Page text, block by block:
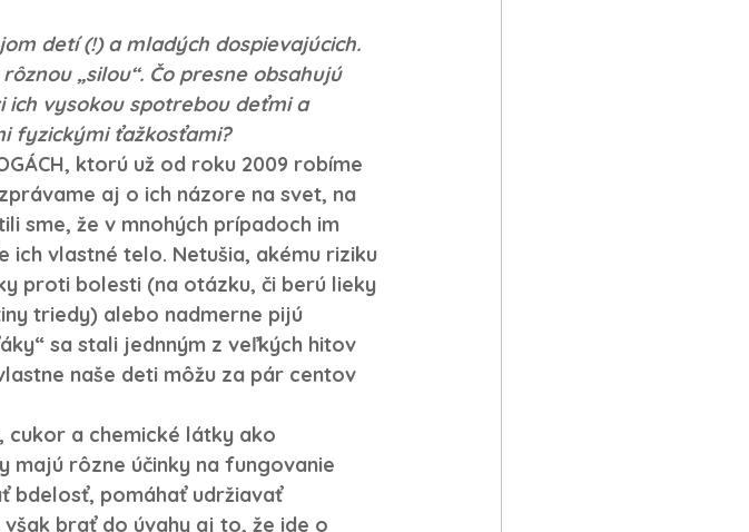
detí (!) a mladých dospievajúcich.
„silou“. Čo presne obsahujú
ich vysokou spotrebou deťmi a
fyzickými ťažkosťami?
ktorú už od roku 2009 robíme
aj o ich názore na svet, na
sme, že v mnohých prípadoch im
ich vlastné telo. Netušia, akému riziku
proti bolesti (na otázku, či berú lieky
triedy) alebo nadmerne pijú
sa stali jednným z veľkých hitov
naše deti môžu za pár centov
a chemické látky ako
rôzne účinky na fungovanie
bdelosť, pomáhať udržiavať
brať do úvahy aj to, že ide o